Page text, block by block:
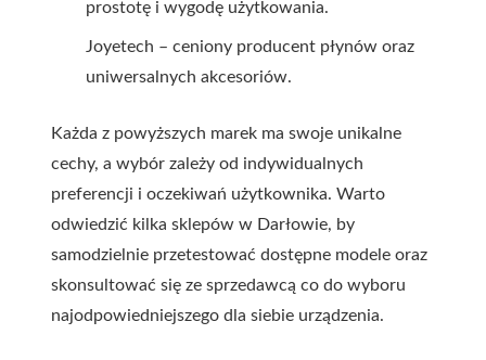
prostotę i wygodę użytkowania.
Joyetech – ceniony producent płynów oraz
uniwersalnych akcesoriów.
Każda z powyższych marek ma swoje unikalne
cechy, a wybór zależy od indywidualnych
preferencji i oczekiwań użytkownika. Warto
odwiedzić kilka sklepów w Darłowie, by
samodzielnie przetestować dostępne modele oraz
skonsultować się ze sprzedawcą co do wyboru
najodpowiedniejszego dla siebie urządzenia.